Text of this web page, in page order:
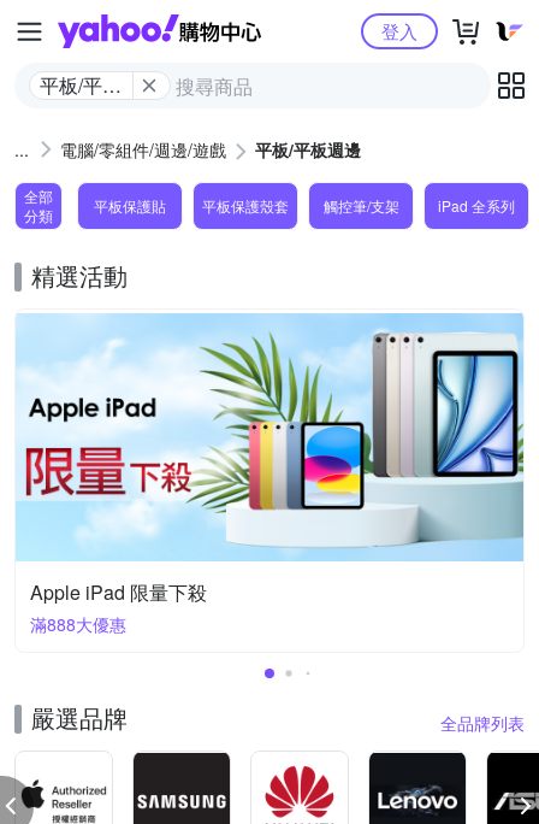
Yahoo購物中心
平板/平板
登入
電腦/零組件/週邊/遊戲 平板/平板週邊
全部
分類
平板保護貼 平板保護殼套 觸控筆/支架 iPad 全系列
精選活動
Apple iPad 限量下殺
滿888大優惠
嚴選品牌 全品牌列表